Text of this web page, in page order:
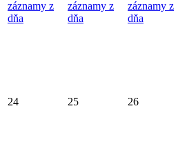
záznamy z
dňa
záznamy z
dňa
záznamy z
dňa
24 25 26